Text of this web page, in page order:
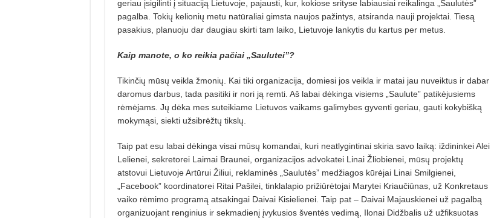
geriau įsigilinti į situaciją Lietuvoje, pa­jaus­ti, kur, kokiose srityse labiausiai reikalinga „Saulutės”
pagalba. Tokių kelionių metu natūraliai gimsta naujos pažintys, atsiranda nauji projektai. Tiesą
pasakius, planuoju dar daugiau skirti tam laiko, Lietuvoje lan­kytis du kartus per metus.
Kaip manote, o ko reikia pačiai „Saulutei”?
Tikinčių mūsų veikla žmonių. Kai tiki organizacija, domiesi jos veikla ir matai jau nuveiktus ir dabar
daromus darbus, tada pasitiki ir nori ją remti. Aš labai dėkinga visiems „Saulute” patikėjusiems
rėmėjams. Jų dėka mes suteikiame Lietuvos vai­kams galimybes gyventi geriau, gauti kokybišką
mokymąsi, siekti užsibrėžtų tikslų.
Taip pat esu labai dėkinga visai mūsų komandai, kuri neatlygintinai skiria savo laiką: iždininkei Alei
Le­lienei, sekretorei Laimai Braunei, organizacijos advokatei Linai Žlio­bie­nei, mūsų projektų
atstovui Lietu­voje Artūrui Žiliui, reklaminės „Sau­lutės” medžiagos kūrėjai Linai Smil­gienei,
„Facebook” koordinatorei Ri­tai Pašilei, tinklalapio prižiūrėtojai Marytei Kriaučiūnas, už Konkretaus
vaiko rėmimo programą atsakingai Dai­vai Kisielienei. Taip pat – Daivai Majauskienei už pagalbą
organizuojant renginius ir sekmadienį įvykusios šventės vedimą, Ilonai Didžbalis už užfiksuotas